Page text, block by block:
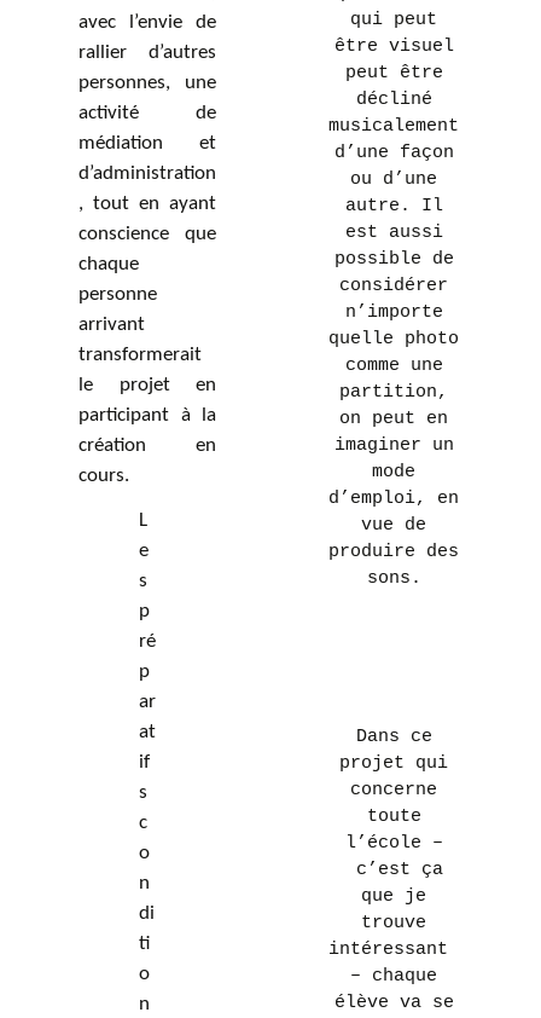
avec l’envie de
rallier d’autres
personnes, une
activité de
médiation et
d’administration
, tout en ayant
conscience que
chaque
personne
arrivant
transformerait
le projet en
participant à la
création en
cours.
L
e
s
p
ré
p
ar
at
if
s
c
o
n
di
ti
o
n
qui peut
être visuel
peut être
décliné
musicalement
d’une façon
ou d’une
autre. Il
est aussi
possible de
considérer
n’importe
quelle photo
comme une
partition,
on peut en
imaginer un
mode
d’emploi, en
vue de
produire des
sons.
Dans ce
projet qui
concerne
toute
l’école –
c’est ça
que je
trouve
intéressant
– chaque
élève va se